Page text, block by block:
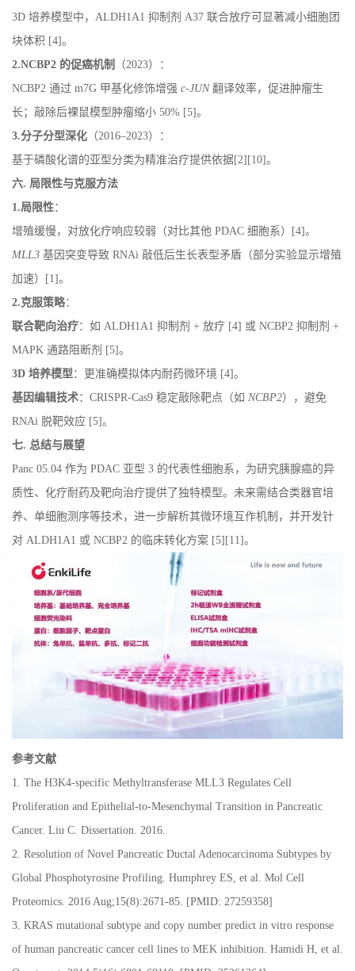
3D 培养模型中，ALDH1A1 抑制剂 A37 联合放疗可显著减小细胞团
块体积 [4]。
2.NCBP2 的促癌机制
（2023）：
NCBP2 通过 m7G 甲基化修饰增强 c-JUN翻译效率，促进肿瘤生
长；敲除后裸鼠模型肿瘤缩小 50% [5]。
3.分子分型深化 （2016–2023）：
基于磷酸化谱的亚型分类为精准治疗提供依据[2][10]。
六. 局限性与克服方法
1.局限性：
增殖缓慢，对放化疗响应较弱（对比其他 PDAC 细胞系）[4]。
MLL3 基因突变导致 RNAi 敲低后生长表型矛盾（部分实验显示增殖
加速）[1]。
2.克服策略：
联合靶向治疗：如 ALDH1A1 抑制剂 + 放疗 [4] 或 NCBP2 抑制剂 +
MAPK 通路阻断剂 [5]。
3D 培养模型：更准确模拟体内耐药微环境 [4]。
基因编辑技术：CRISPR-Cas9 稳定敲除靶点（如 NCBP2），避免
RNAi 脱靶效应 [5]。
七. 总结与展望
Panc 05.04 作为 PDAC 亚型 3 的代表性细胞系，为研究胰腺癌的异
质性、化疗耐药及靶向治疗提供了独特模型。未来需结合类器官培
养、单细胞测序等技术，进一步解析其微环境互作机制，并开发针
对 ALDH1A1 或 NCBP2 的临床转化方案 [5][11]。
参考文献
1. The H3K4-specific Methyltransferase MLL3 Regulates Cell
Proliferation and Epithelial-to-Mesenchymal Transition in Pancreatic
Cancer. Liu C. Dissertation. 2016.
2. Resolution of Novel Pancreatic Ductal Adenocarcinoma Subtypes by
Global Phosphotyrosine Profiling. Humphrey ES, et al. Mol Cell
Proteomics. 2016 Aug;15(8):2671-85. [PMID: 27259358]
3. KRAS mutational subtype and copy number predict in vitro response
of human pancreatic cancer cell lines to MEK inhibition. Hamidi H, et al.